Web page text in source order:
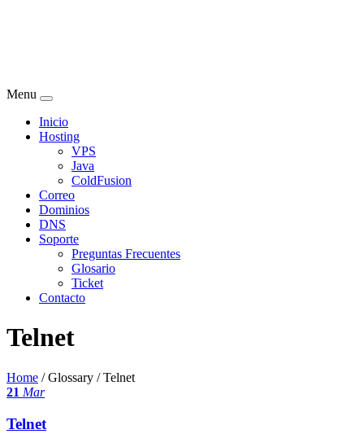
Menu
Inicio
Hosting
VPS
Java
ColdFusion
Correo
Dominios
DNS
Soporte
Preguntas Frecuentes
Glosario
Ticket
Contacto
Telnet
Home / Glossary /Telnet
21 Mar
Telnet